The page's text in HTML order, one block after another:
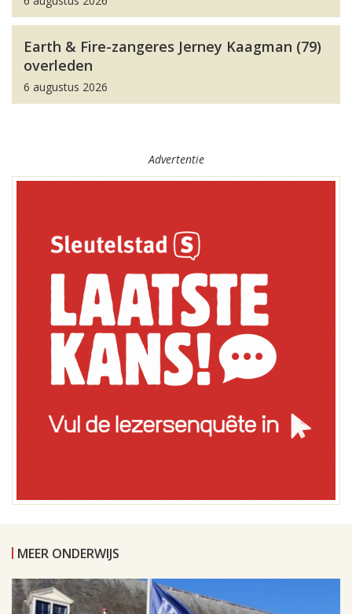
Earth & Fire-zangeres Jerney Kaagman (79)
overleden
6 augustus 2026
Advertentie
MEER ONDERWIJS